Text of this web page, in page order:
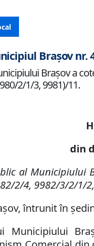
Brașov nr.
Braşov a
2/1/3, 9981)/11.
din
al Municipiului
2/4, 9982/3/2/1/
întrunit în
Municipiului